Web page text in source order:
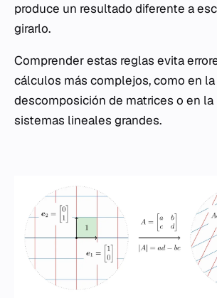
produce un resultado diferente a
girarlo.
Comprender estas reglas evita
cálculos más complejos, como en la
descomposición de matrices o en
sistemas lineales grandes.